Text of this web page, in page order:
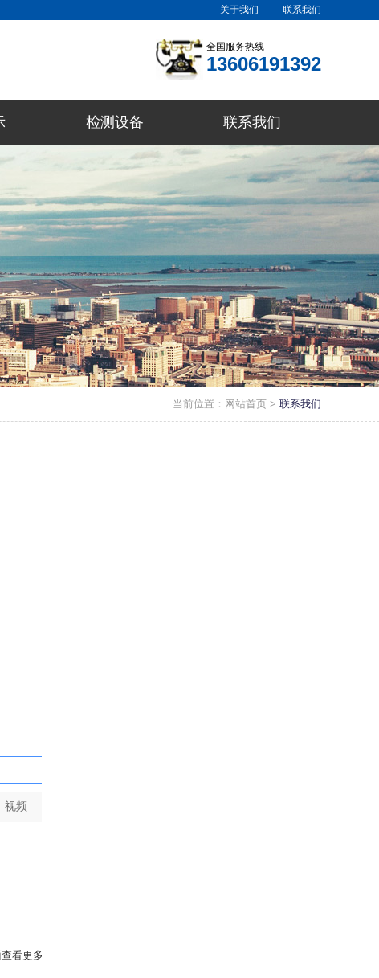
关于我们 联系我们
全国服务热线
13606191392
检测设备 联系我们
当前位置： 网站首页 > 联系我们